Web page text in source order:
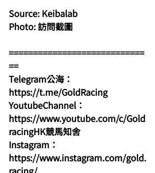
Source: Keibalab
Photo: 訪問截圖
============================
==
Telegram公海：
https://t.me/GoldRacing
YoutubeChannel：
https://www.youtube.com/c/Gold
racingHK競馬知舍
Instagram：
https://www.instagram.com/gold.